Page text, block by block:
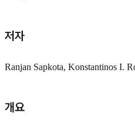
저자
Ranjan Sapkota, Konstantinos I.
개요